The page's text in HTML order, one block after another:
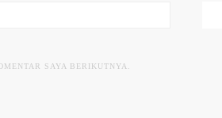
SAYA BERIKUTNYA.